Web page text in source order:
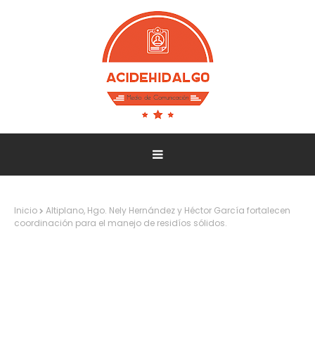
Inicio
Altiplano, Hgo. Nely Hernández y Héctor García fortalecen
coordinación para el manejo de residíos sólidos.